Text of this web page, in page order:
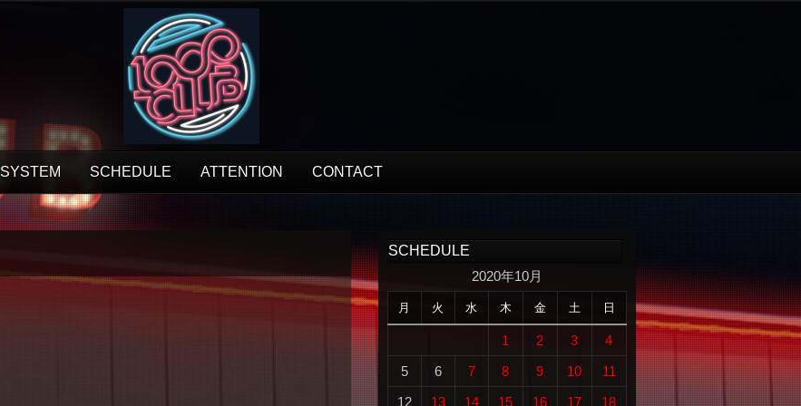
SYSTEM SCHEDULE ATTENTION CONTACT
SCHEDULE
2020年10月
月 火 水 木 金 土 日
1 2 3
4
5
6 7 8 9 10
11
12
13 14 15 16 17 18